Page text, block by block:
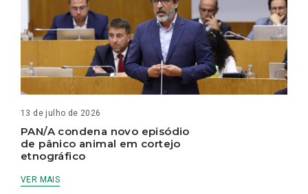
13 de julho de 2026
PAN/A condena novo episódio
de pânico animal em cortejo
etnográfico
VER MAIS